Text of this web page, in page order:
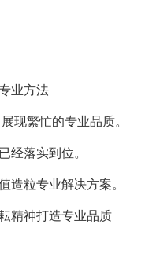
业方法
现繁忙的专业品质。
落实到位。
粒专业解决方案。
精神打造专业品质